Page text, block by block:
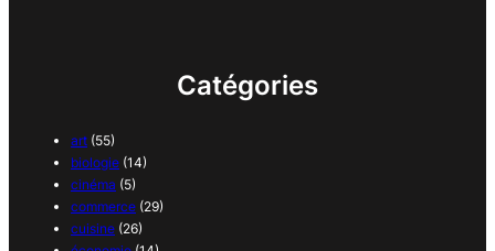
Catégories
art (55)
biologie (14)
cinéma (5)
commerce (29)
cuisine (26)